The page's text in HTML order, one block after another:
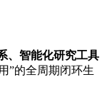
、智能化研究工具
”的全周期闭环生